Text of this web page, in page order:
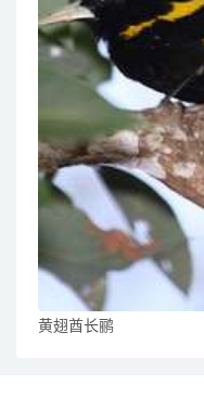
黄翅酋长鹂